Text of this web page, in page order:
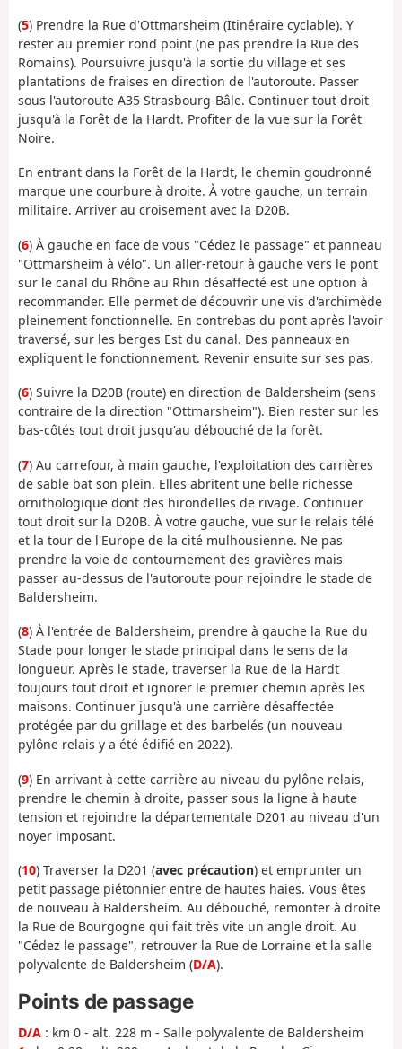
(5) Prendre la Rue d'Ottmarsheim (Itinéraire cyclable). Y
rester au premier rond point (ne pas prendre la Rue des
Romains). Poursuivre jusqu'à la sortie du village et ses
plantations de fraises en direction de l'autoroute. Passer
sous l'autoroute A35 Strasbourg-Bâle. Continuer tout droit
jusqu'à la Forêt de la Hardt. Profiter de la vue sur la Forêt
Noire.
En entrant dans la Forêt de la Hardt, le chemin goudronné
marque une courbure à droite. À votre gauche, un terrain
militaire. Arriver au croisement avec la D20B.
(6) À gauche en face de vous "Cédez le passage" et panneau
"Ottmarsheim à vélo". Un aller-retour à gauche vers le pont
sur le canal du Rhône au Rhin désaffecté est une option à
recommander. Elle permet de découvrir une vis d'archimède
pleinement fonctionnelle. En contrebas du pont après l'avoir
traversé, sur les berges Est du canal. Des panneaux en
expliquent le fonctionnement. Revenir ensuite sur ses pas.
(6) Suivre la D20B (route) en direction de Baldersheim (sens
contraire de la direction "Ottmarsheim"). Bien rester sur les
bas-côtés tout droit jusqu'au débouché de la forêt.
(7) Au carrefour, à main gauche, l'exploitation des carrières
de sable bat son plein. Elles abritent une belle richesse
ornithologique dont des hirondelles de rivage. Continuer
tout droit sur la D20B. À votre gauche, vue sur le relais télé
et la tour de l'Europe de la cité mulhousienne. Ne pas
prendre la voie de contournement des gravières mais
passer au-dessus de l'autoroute pour rejoindre le stade de
Baldersheim.
(8) À l'entrée de Baldersheim, prendre à gauche la Rue du
Stade pour longer le stade principal dans le sens de la
longueur. Après le stade, traverser la Rue de la Hardt
toujours tout droit et ignorer le premier chemin après les
maisons. Continuer jusqu'à une carrière désaffectée
protégée par du grillage et des barbelés (un nouveau
pylône relais y a été édifié en 2022).
(9) En arrivant à cette carrière au niveau du pylône relais,
prendre le chemin à droite, passer sous la ligne à haute
tension et rejoindre la départementale D201 au niveau d'un
noyer imposant.
(10) Traverser la D201 (avec précaution) et emprunter un
petit passage piétonnier entre de hautes haies. Vous êtes
de nouveau à Baldersheim. Au débouché, remonter à droite
la Rue de Bourgogne qui fait très vite un angle droit. Au
"Cédez le passage", retrouver la Rue de Lorraine et la salle
polyvalente de Baldersheim (D/A).
Points de passage
D/A : km 0 - alt. 228 m - Salle polyvalente de Baldersheim